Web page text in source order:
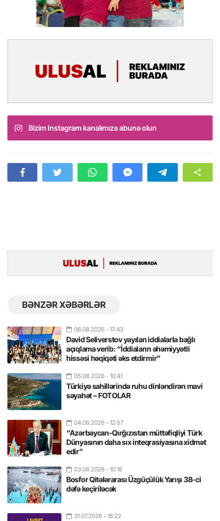
Bizim Instagram kanalımıza abunə olun
BƏNZƏR XƏBƏRLƏR
06.08.2026 - 17:43
David Seliverstov yayılan iddialarla bağlı
açıqlama verib: “İddiaların əhəmiyyətli
hissəsi həqiqəti əks etdirmir”
05.08.2026 - 10:41
Türkiyə sahillərində ruhu dinləndirən mavi
səyahət – FOTOLAR
04.08.2026 - 12:57
“Azərbaycan-Qırğızıstan müttəfiqliyi Türk
Dünyasının daha sıx inteqrasiyasına xidmət
edir”
03.08.2026 - 10:18
Bosfor Qitələrarası Üzgüçülük Yarışı 38-ci
dəfə keçiriləcək
31.07.2026 - 18:22